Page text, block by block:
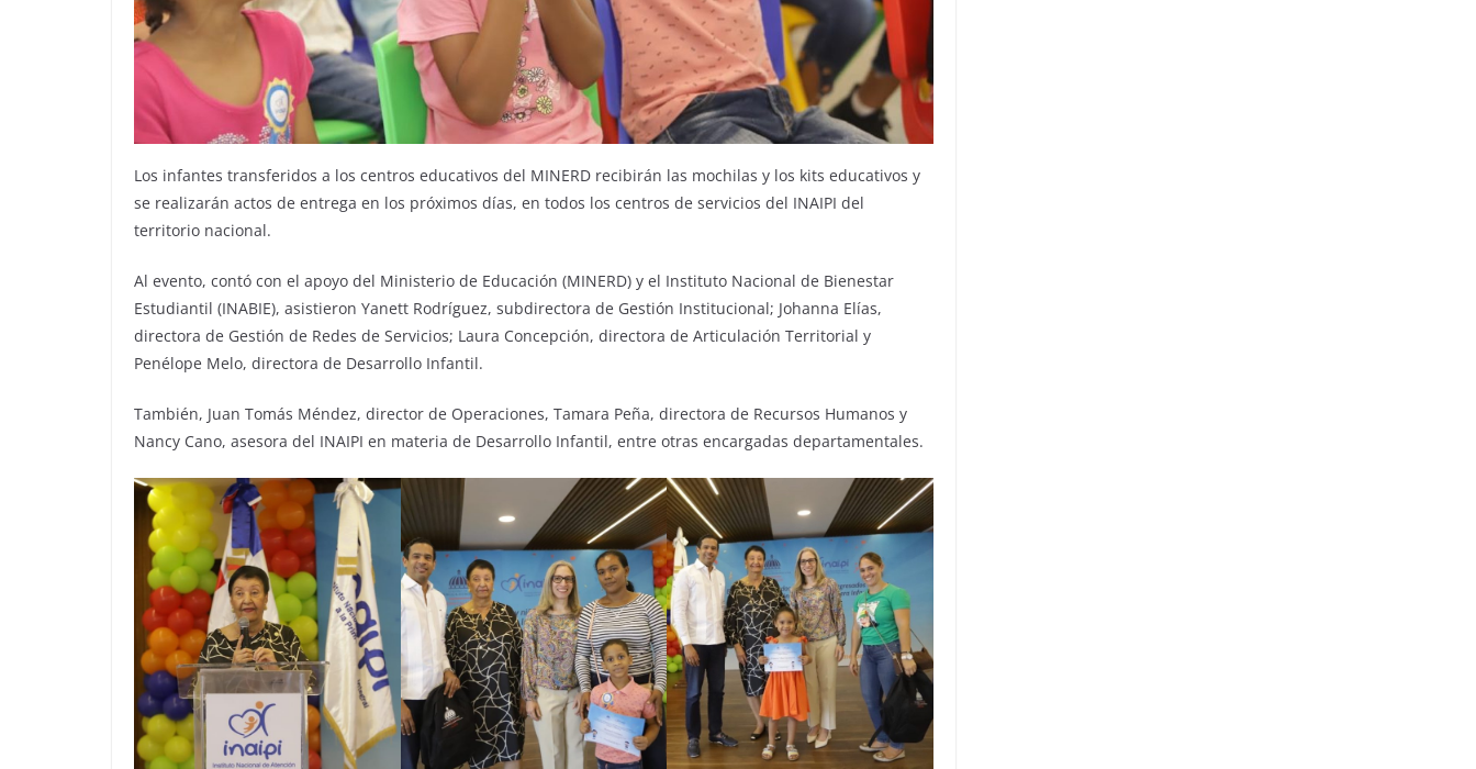
Los infantes transferidos a los centros educativos del MINERD recibirán las mochilas y los kits educativos y
se realizarán actos de entrega en los próximos días, en todos los centros de servicios del INAIPI del
territorio nacional.
Al evento, contó con el apoyo del Ministerio de Educación (MINERD) y el Instituto Nacional de Bienestar
Estudiantil (INABIE), asistieron Yanett Rodríguez, subdirectora de Gestión Institucional; Johanna Elías,
directora de Gestión de Redes de Servicios; Laura Concepción, directora de Articulación Territorial y
Penélope Melo, directora de Desarrollo Infantil.
También, Juan Tomás Méndez, director de Operaciones, Tamara Peña, directora de Recursos Humanos y
Nancy Cano, asesora del INAIPI en materia de Desarrollo Infantil, entre otras encargadas departamentales.